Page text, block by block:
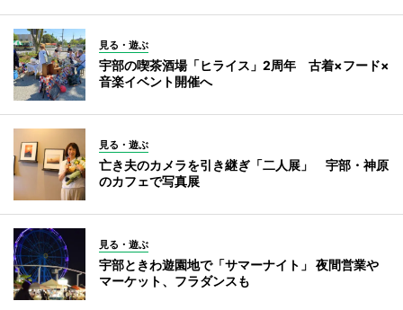
見る・遊ぶ
宇部の喫茶酒場「ヒライス」2周年 古着×フード×
音楽イベント開催へ
見る・遊ぶ
亡き夫のカメラを引き継ぎ「二人展」 宇部・神原
のカフェで写真展
見る・遊ぶ
宇部ときわ遊園地で「サマーナイト」 夜間営業や
マーケット、フラダンスも